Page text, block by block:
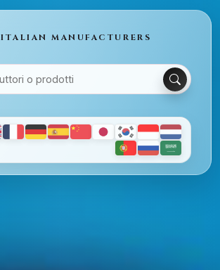
ITALIAN MANUFACTURERS